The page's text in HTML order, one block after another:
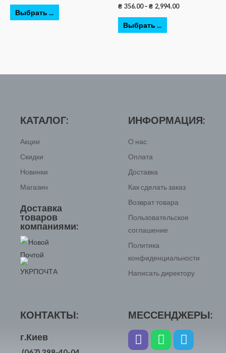
Выбрать ...
₴ 356.00– ₴ 2,994.00
Выбрать ...
КАТАЛОГ:
Акции
Скидки
Новинки
Магазин
Доставка
товаров
компаниями:
ИНФОРМАЦИЯ:
О нас
Оплата
Доставка
Как сделать заказ
Возврат товара
Пользовательское
соглашение
Политика
конфиденциальности
Написать директору
КОНТАКТЫ:
г.Киев
МЕССЕНДЖЕРЫ: